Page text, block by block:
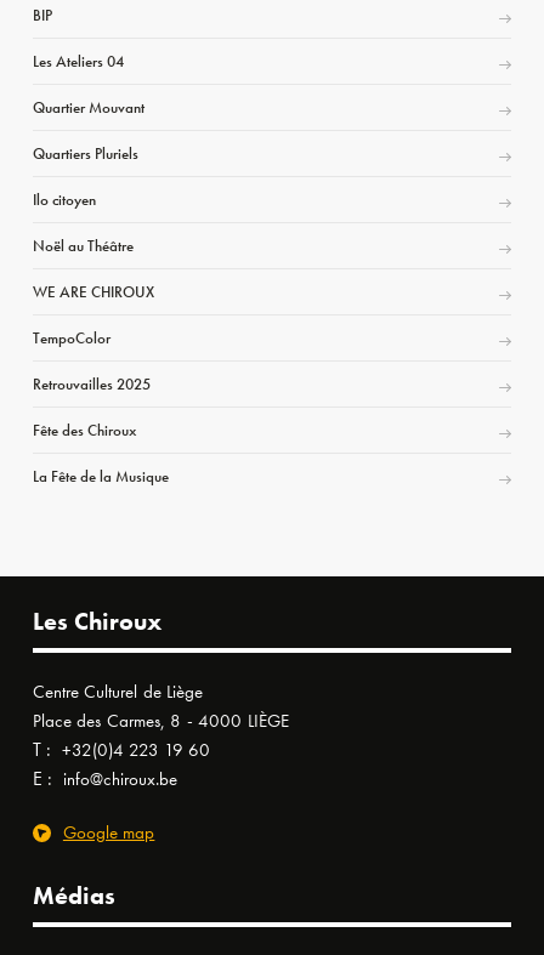
BIP
Les Ateliers 04
Quartier Mouvant
Quartiers Pluriels
Ilo citoyen
Noël au Théâtre
WE ARE CHIROUX
TempoColor
Retrouvailles 2025
Fête des Chiroux
La Fête de la Musique
Les Chiroux
Centre Culturel de Liège
Place des Carmes, 8 - 4000 LIÈGE
T : +32(0)4 223 19 60
E : info@chiroux.be
Google map
Médias